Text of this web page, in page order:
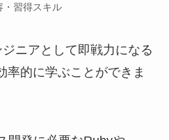
・習得スキル
ニアとして即戦力になる
率的に学ぶことができま